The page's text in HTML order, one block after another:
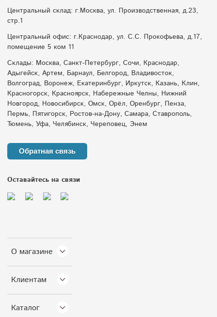
О магазине
Клиентам
Каталог
Центральный склад: г.Москва, ул. Производственная, д.23,
стр.1
Центральный офис: г.Краснодар, ул. С.С. Прокофьева, д.17,
помещение 5 ком 11
Склады: Москва, Санкт-Петербург, Сочи, Краснодар,
Адыгейск, Артем, Барнаул, Белгород, Владивосток,
Волгоград, Воронеж, Екатеринбург, Иркутск, Казань, Клин,
Красногорск, Красноярск, Набережные Челны, Нижний
Новгород, Новосибирск, Омск, Орёл, Оренбург, Пенза,
Пермь, Пятигорск, Ростов-на-Дону, Самара, Ставрополь,
Тюмень, Уфа, Челябинск, Череповец, Энем
Обратная связь
Оставайтесь на связи